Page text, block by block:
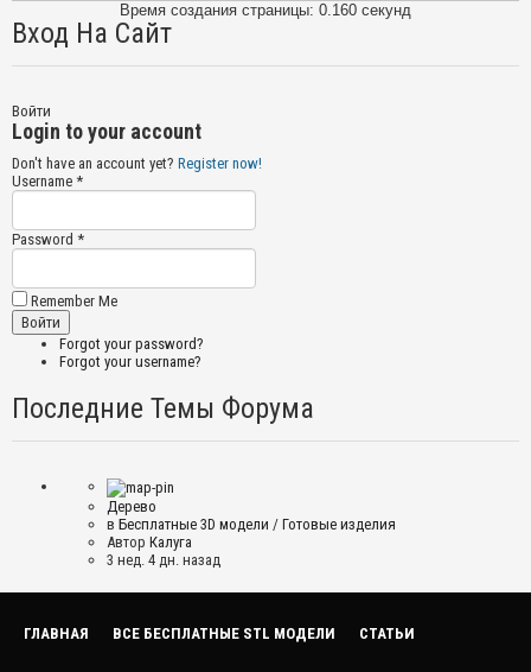
Время создания страницы: 0.160 секунд
Вход На Сайт
Войти
Login to your account
Don't have an account yet? Register now!
Username *
Password *
Remember Me
Forgot your password?
Forgot your username?
Последние Темы Форума
Дерево
в Бесплатные 3D модели / Готовые изделия
Автор Калуга
3 нед. 4 дн. назад
ГЛАВНАЯ ВСЕ БЕСПЛАТНЫЕ STL МОДЕЛИ СТАТЬИ